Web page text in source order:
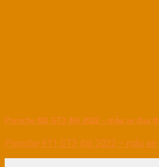
Porsche 911 GT3 đời 2022 – mẫu xe đua
Porsche 911 GT3 đời 2022 – mẫu